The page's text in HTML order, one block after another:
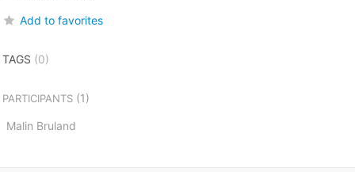
Add to favorites
TAGS (0)
PARTICIPANTS(1)
Malin Bruland